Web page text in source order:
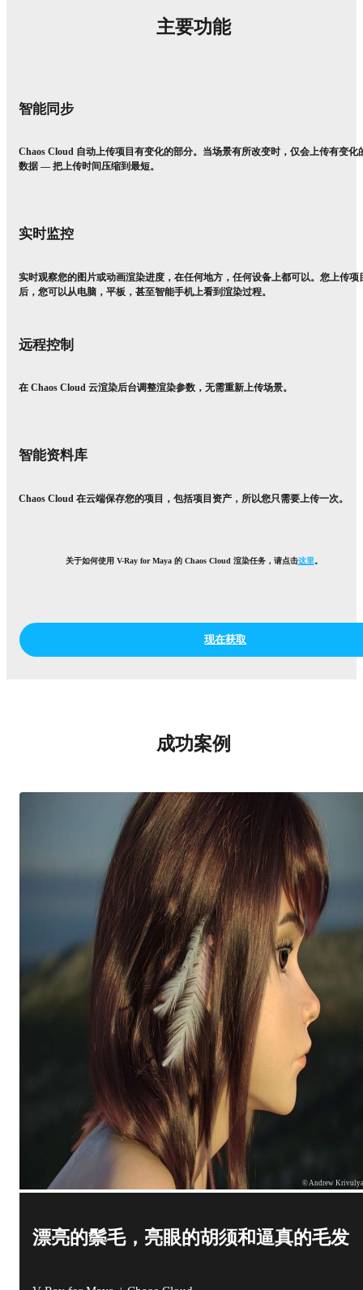
主要功能
智能同步
Chaos Cloud 自动上传项目有变化的部分。当场景有所改变时，仅会上传有变化
数据 — 把上传时间压缩到最短。
实时监控
实时观察您的图片或动画渲染进度，在任何地方，任何设备上都可以。您上传项
后，您可以从电脑，平板，甚至智能手机上看到渲染过程。
远程控制
在 Chaos Cloud 云渲染后台调整渲染参数，无需重新上传场景。
智能资料库
Chaos Cloud 在云端保存您的项目，包括项目资产，所以您只需要上传一次。
关于如何使用 V-Ray for Maya 的 Chaos Cloud 渲染任务，请点击这里。
现在获取
成功案例
© Andrew
漂亮的鬃毛，亮眼的胡须和逼真的毛发